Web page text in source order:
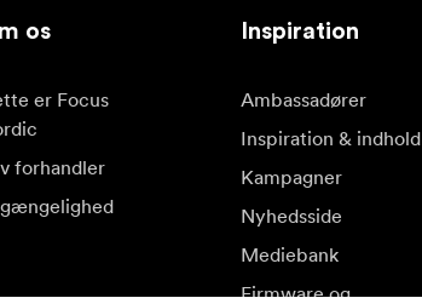
os
er Focus
forhandler
Inspiration
Ambassadører
Inspiration & indhold
Kampagner
Nyhedsside
Mediebank
Firmware og